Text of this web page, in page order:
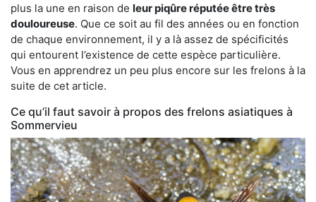
plus la une en raison de leur piqûre réputée être très
douloureuse. Que ce soit au fil des années ou en fonction
de chaque environnement, il y a là assez de spécificités
qui entourent l’existence de cette espèce particulière.
Vous en apprendrez un peu plus encore sur les frelons à la
suite de cet article.
Ce qu’il faut savoir à propos des frelons asiatiques à
Sommervieu